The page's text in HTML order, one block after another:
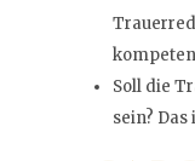
Soll die
sein?